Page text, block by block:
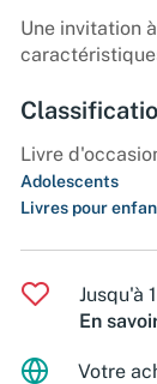
Une invitation
Livre
Adolescents
Livres pour
Jusqu'à
En
Votre